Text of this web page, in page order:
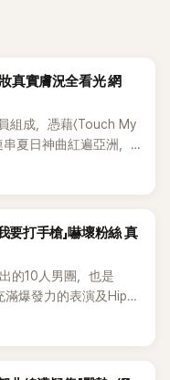
真實膚況全看光 網
組成，憑藉〈Touch My
串夏日神曲紅遍亞洲，
7年後宣布解散，成員各
乎素顏入鏡的真實模
要打手槍」嚇壞粉絲 真
的10人男團，也是
滿爆發力的表演及Hip-
外粉絲，近年也陸續